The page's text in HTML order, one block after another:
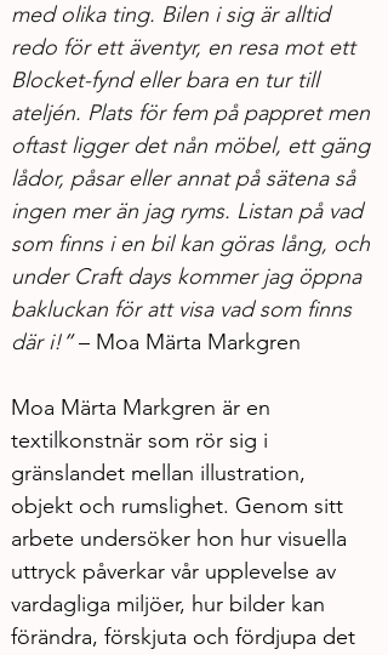
med olika ting. Bilen i sig är alltid
redo för ett äventyr, en resa mot ett
Blocket-fynd eller bara en tur till
ateljén. Plats för fem på pappret men
oftast ligger det nån möbel, ett gäng
lådor, påsar eller annat på sätena så
ingen mer än jag ryms. Listan på vad
som finns i en bil kan göras lång, och
under Craft days kommer jag öppna
bakluckan för att visa vad som finns
där i!” – Moa Märta Markgren
Moa Märta Markgren är en
textilkonstnär som rör sig i
gränslandet mellan illustration,
objekt och rumslighet. Genom sitt
arbete undersöker hon hur visuella
uttryck påverkar vår upplevelse av
vardagliga miljöer, hur bilder kan
förändra, förskjuta och fördjupa det